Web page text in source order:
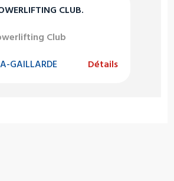
CLUB.
Club
GAILLARDE Détails